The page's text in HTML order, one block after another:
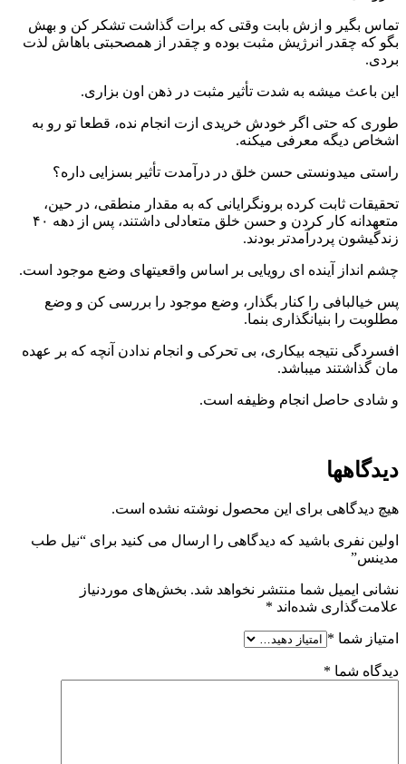
تماس بگیر و ازش بابت وقتی که برات گذاشت تشکر کن و بهش
بگو که چقدر انرژیش مثبت بوده و چقدر از همصحبتی باهاش لذت
بردی.
این باعث میشه به شدت تأثیر مثبت در ذهن اون بزاری.
طوری که حتی اگر خودش خریدی ازت انجام نده، قطعا تو رو به
اشخاص دیگه معرفی میکنه.
راستی میدونستی حسن خلق در درآمدت تأثیر بسزایی داره؟
تحقیقات ثابت کرده برونگرایانی که به مقدار منطقی، در حین،
متعهدانه کار کردن و حسن خلق متعادلی داشتند، پس از دهه ۴۰
زندگیشون پردرآمدتر بودند.
چشم انداز آینده ای رویایی بر اساس واقعیتهای وضع موجود است.
پس خیالبافی را کنار بگذار، وضع موجود را بررسی کن و وضع
مطلوبت را بنیانگذاری بنما.
افسردگی نتیجه بیکاری، بی تحرکی و انجام ندادن آنچه که بر عهده
مان گذاشتند میباشد.
و شادی حاصل انجام وظیفه است.
دیدگاهها
هیچ دیدگاهی برای این محصول نوشته نشده است.
اولین نفری باشید که دیدگاهی را ارسال می کنید برای “نیل طب
مدینس”
نشانی ایمیل شما منتشر نخواهد شد. بخش‌های موردنیاز
علامت‌گذاری شده‌اند *
امتیاز شما *
دیدگاه شما *